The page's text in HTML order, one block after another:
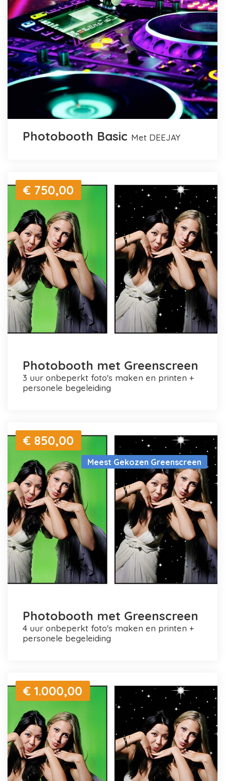
Photobooth Basic met DEEJAY
€ 750,00
Photobooth met Greenscreen
3 uur onbeperkt foto's maken en printen +
personele begeleiding
Meest Gekozen Greenscreen
€ 850,00
Photobooth met Greenscreen
4 uur onbeperkt foto's maken en printen +
personele begeleiding
€ 1.000,00